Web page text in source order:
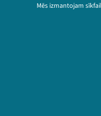
Mēs izmantojam
Lietošanas
© 2026